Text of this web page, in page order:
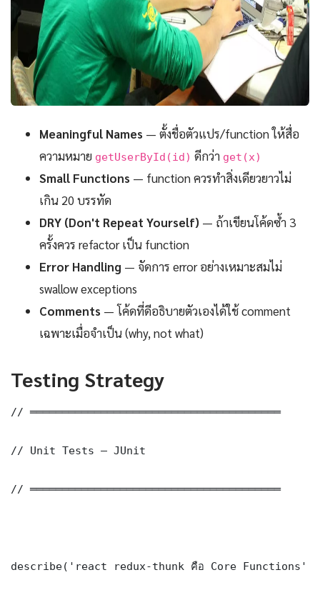
Meaningful Names — ตั้งชื่อตัวแปร/function ให้สื่อ
ความหมาย getUserById(id) ดีกว่า get(x)
Small Functions — function ควรทำสิ่งเดียวยาวไม่
เกิน 20 บรรทัด
DRY (Don't Repeat Yourself) — ถ้าเขียนโค้ดซ้ำ 3
ครั้งควร refactor เป็น function
Error Handling — จัดการ error อย่างเหมาะสมไม่
swallow exceptions
Comments — โค้ดที่ดีอธิบายตัวเองได้ใช้ comment
เฉพาะเมื่อจำเป็น (why, not what)
Testing Strategy
// ═══════════════════════════════════════
// Unit Tests — JUnit
// ═══════════════════════════════════════
describe('react redux-thunk คือ Core